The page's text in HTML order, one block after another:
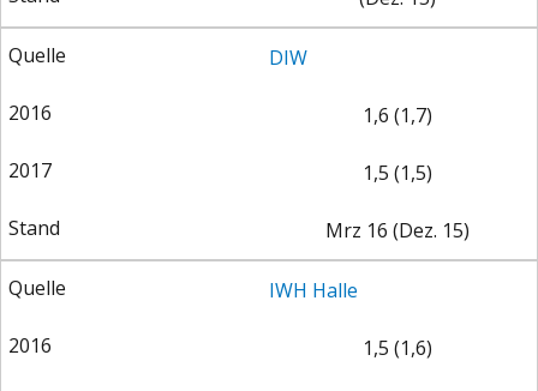
UNGLEICHHEIT UND
EUROPA
DIW
1,6 (1,7)
1,5 (1,5)
Mrz 16 (Dez. 15)
IWH Halle
1,5 (1,6)